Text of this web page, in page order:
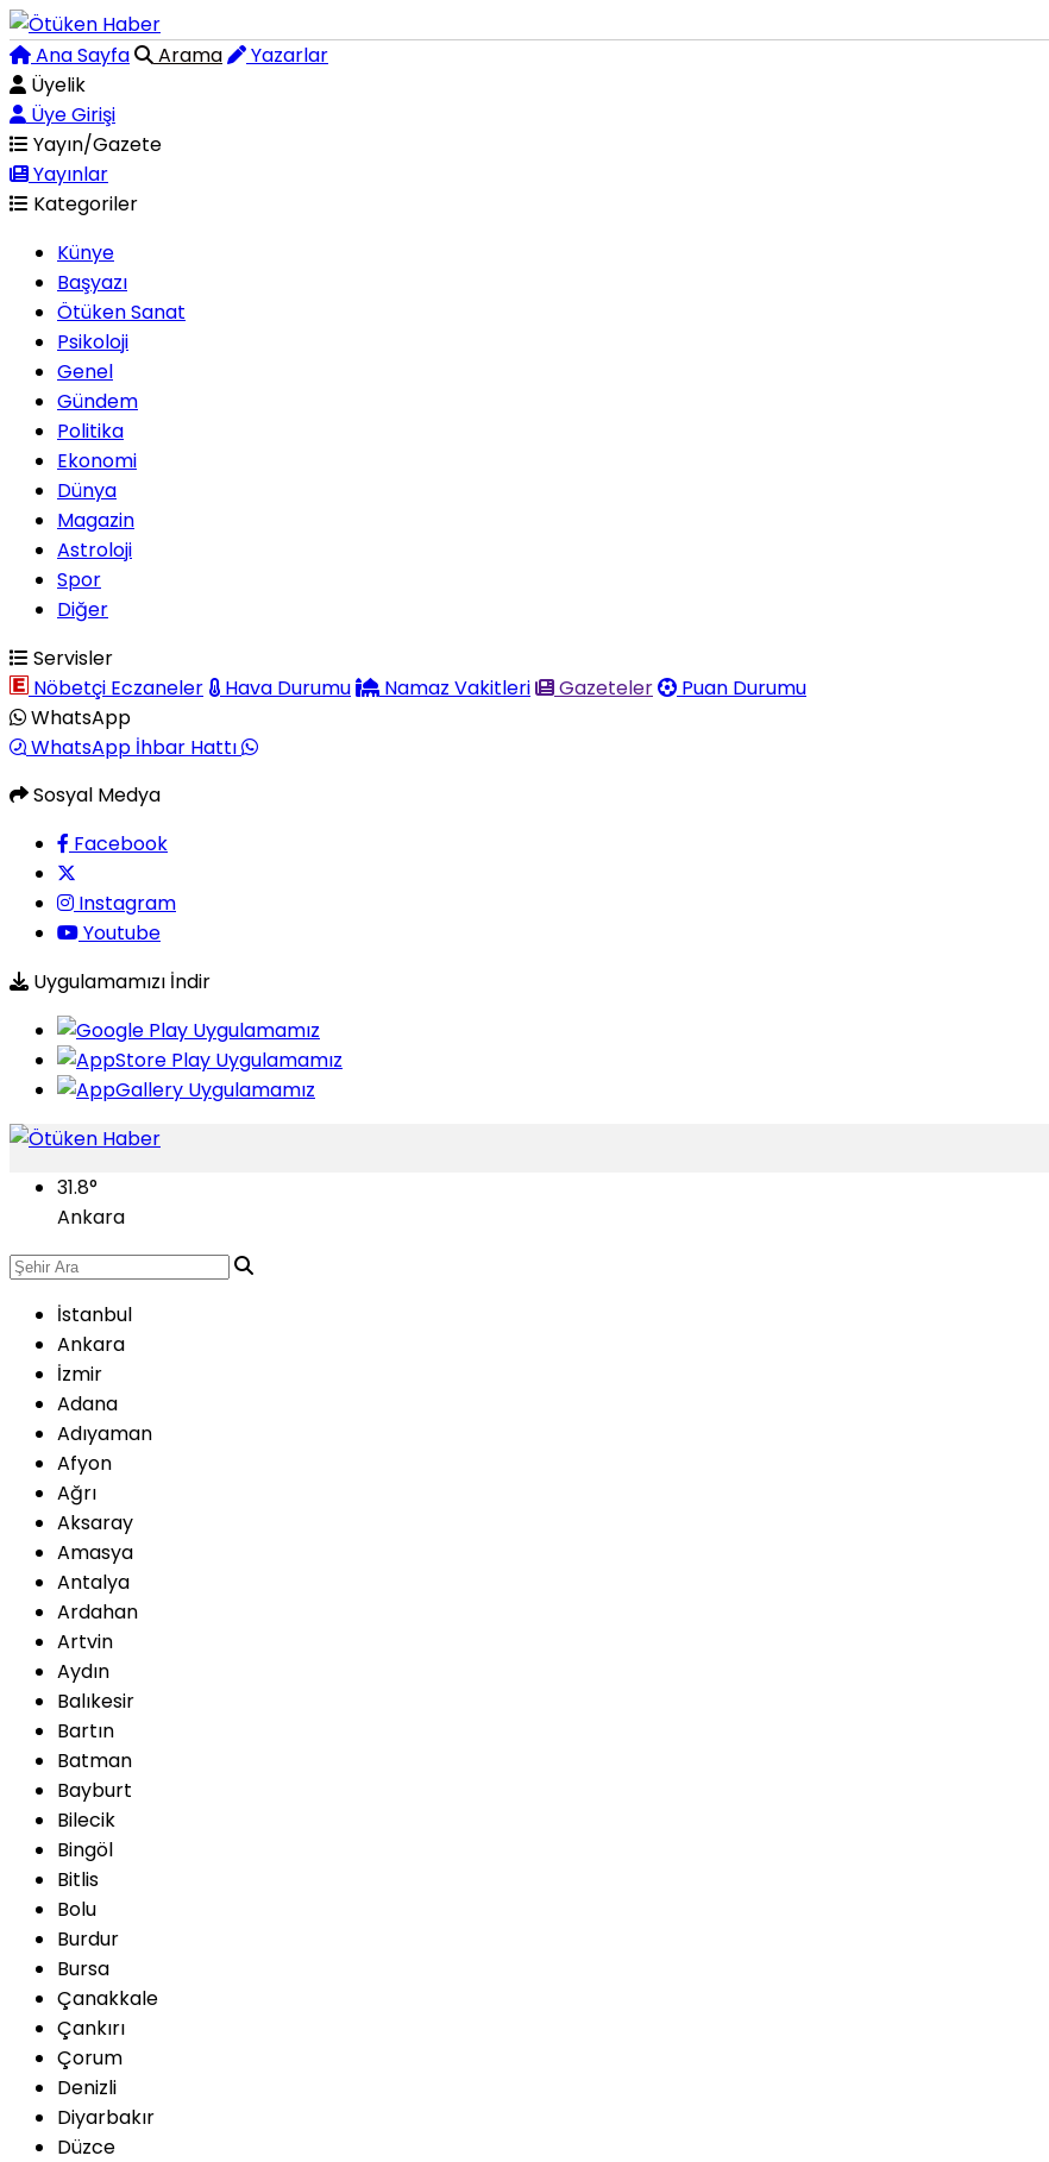
Ana Sayfa Arama
Yazarlar
Üyelik
Üye Girişi
Yayın/Gazete
Yayınlar
Kategoriler
Künye
Başyazı
Ötüken Sanat
Psikoloji
Genel
Gündem
Politika
Ekonomi
Dünya
Magazin
Astroloji
Spor
Diğer
Servisler
Nöbetçi Eczaneler
Hava Durumu Namaz Vakitleri Gazeteler
Puan Durumu
WhatsApp
WhatsApp İhbar Hattı
Sosyal Medya
Facebook
Instagram
Youtube
Uygulamamızı İndir
31.8°
Ankara
İstanbul
Ankara
İzmir
Adana
Adıyaman
Afyon
Ağrı
Aksaray
Amasya
Antalya
Ardahan
Artvin
Aydın
Balıkesir
Bartın
Batman
Bayburt
Bilecik
Bingöl
Bitlis
Bolu
Burdur
Bursa
Çanakkale
Çankırı
Çorum
Denizli
Diyarbakır
Düzce